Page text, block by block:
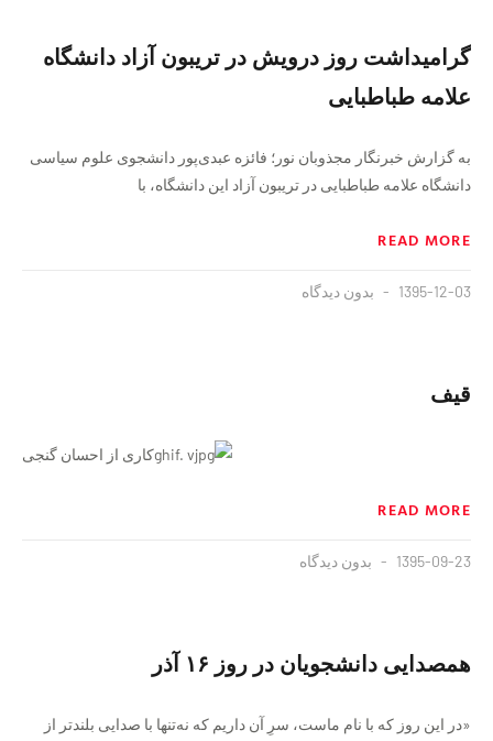
گرامیداشت روز درویش در تریبون آزاد دانشگاه
علامه طباطبایی
به گزارش خبرنگار مجذوبان نور؛ فائزه عبدی‌پور دانشجوی علوم سیاسی
دانشگاه علامه طباطبایی در تریبون آزاد این دانشگاه، با
READ MORE
1395-12-03 بدون دیدگاه
قیف
کاری از احسان گنجی
READ MORE
1395-09-23 بدون دیدگاه
همصدایی دانشجویان در روز ۱۶ آذر
«در این روز که با نام ماست، سرِ آن داریم که نه‌تنها با صدایی بلندتر از